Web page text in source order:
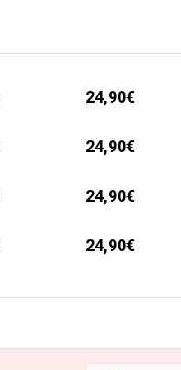
24,90€
24,90€
24,90€
24,90€